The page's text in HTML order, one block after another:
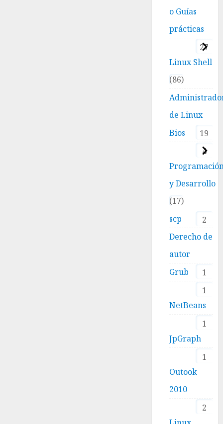
o Guías
prácticas
27
Linux Shell
86
de Linux
19
Bios
4
y Desarrollo
17
scp
2
Derecho de
autor
1
Grub
1
NetBeans
1
JpGraph
1
Outook
2010
2